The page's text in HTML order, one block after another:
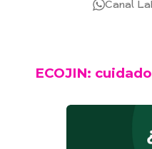
Canal
ECOJIN: